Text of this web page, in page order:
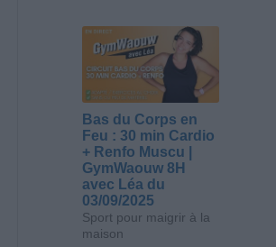
Bas du Corps en
Feu : 30 min Cardio
+ Renfo Muscu |
GymWaouw 8H
avec Léa du
03/09/2025
Sport pour maigrir à la
maison